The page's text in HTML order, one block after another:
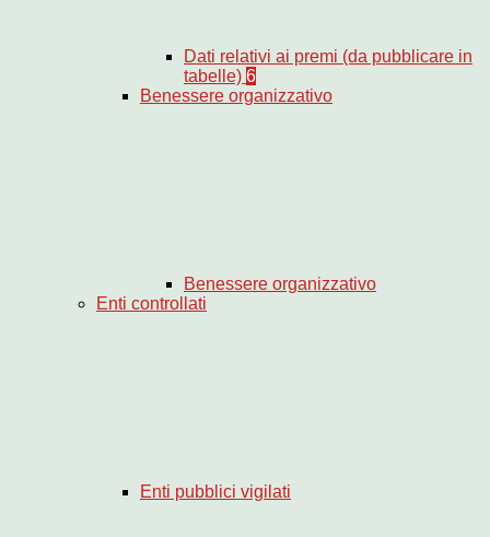
Dati relativi ai premi (da pubblicare in
tabelle) 6
Benessere organizzativo
Benessere organizzativo
Enti controllati
Enti pubblici vigilati